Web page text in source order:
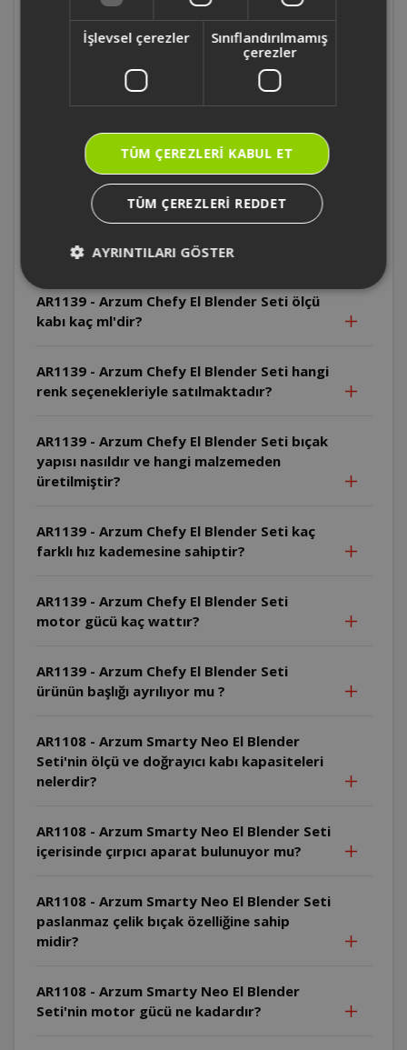
Seti kaç fonksiyona sahip ?
AR1167 - Arzum Starblend Multi Blender
Setinin motoru kaç watt ?
AR1139 - Arzum Chefy El Blender Seti ticari
mutfaklarda kullanıma uygun mudur?
AR1139 - Arzum Chefy El Blender Seti'nin
kadardır?
AR1139 - Arzum Chefy El Blender Seti ölçü
kabı kaç ml'dir?
AR1139 - Arzum Chefy El Blender Seti hangi
renk seçenekleriyle satılmaktadır?
AR1139 - Arzum Chefy El Blender Seti bıçak
yapısı nasıldır ve hangi malzemeden
üretilmiştir?
AR1139 - Arzum Chefy El Blender Seti kaç
farklı hız kademesine sahiptir?
AR1139 - Arzum Chefy El Blender Seti
motor gücü kaç wattır?
AR1139 - Arzum Chefy El Blender Seti
ürünün başlığı ayrılıyor mu ?
AR1108 - Arzum Smarty Neo El Blender
Seti'nin ölçü ve doğrayıcı kabı kapasiteleri
nelerdir?
AR1108 - Arzum Smarty Neo El Blender Seti
içerisinde çırpıcı aparat bulunuyor mu?
AR1108 - Arzum Smarty Neo El Blender Seti
paslanmaz çelik bıçak özelliğine sahip
midir?
AR1108 - Arzum Smarty Neo El Blender
Seti'nin motor gücü ne kadardır?
İşlevsel çerezler
Sınıflandırılmamış
çerezler
TÜM ÇEREZLERI KABUL ET
TÜM ÇEREZLERI REDDET
AYRINTILARI GÖSTER